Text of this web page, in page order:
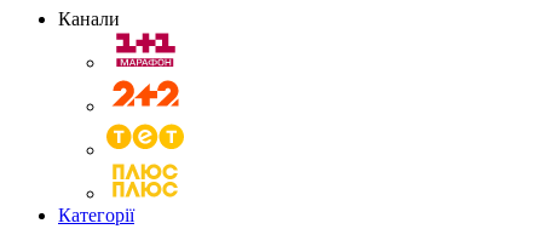
Канали
Категорії